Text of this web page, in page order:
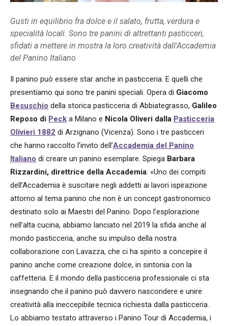
Gusti in equilibrio fra dolce e il salato, frutta, verdura e
specialità locali. Sono tre panini di altrettanti pasticceri,
sfidati a mettere in mostra la loro creatività dall'Accademia
del Panino Italiano
Il panino può essere star anche in pasticceria. E quelli che
presentiamo qui sono tre panini speciali. Opera di Giacomo
Besuschio della storica pasticceria di Abbiategrasso, Galileo
Reposo di Peck a Milano e Nicola Oliveri dalla Pasticceria
Olivieri 1882 di Arzignano (Vicenza). Sono i tre pasticceri
che hanno raccolto l’invito dell’Accademia del Panino
Italiano di creare un panino esemplare. Spiega Barbara
Rizzardini, direttrice della Accademia: «Uno dei compiti
dell’Accademia è suscitare negli addetti ai lavori ispirazione
attorno al tema panino che non è un concept gastronomico
destinato solo ai Maestri del Panino. Dopo l’esplorazione
nell’alta cucina, abbiamo lanciato nel 2019 la sfida anche al
mondo pasticceria, anche su impulso della nostra
collaborazione con Lavazza, che ci ha spinto a concepire il
panino anche come creazione dolce, in sintonia con la
caffetteria. E il mondo della pasticceria professionale ci sta
insegnando che il panino può davvero nascondere e unire
creatività alla ineccepibile tecnica richiesta dalla pasticceria.
Lo abbiamo testato attraverso i Panino Tour di Accademia, i